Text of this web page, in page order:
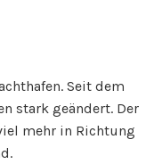
Seit dem
stark geändert. Der
mehr in Richtung